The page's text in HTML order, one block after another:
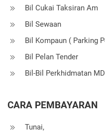
Bil Cukai Taksiran Am
Bil Sewaan
Bil Kompaun ( Parking
Bil Pelan Tender
Bil-Bil Perkhidmatan
CARA PEMBAYARAN
Tunai,